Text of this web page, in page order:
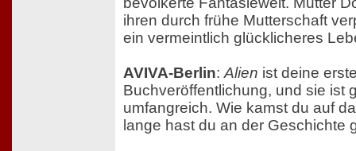
ihren durch frühe Mutterschaft
ein vermeintlich glücklicheres
AVIVA-Berlin:Alien ist deine
Buchveröffentlichung, und sie ist
umfangreich. Wie kamst du auf
lange hast du an der Geschichte